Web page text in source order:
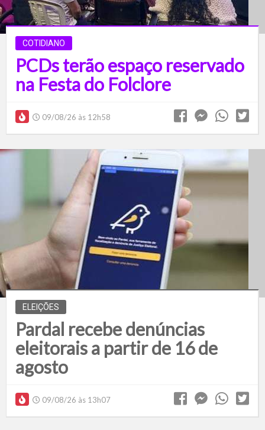
COTIDIANO
PCDs terão espaço reservado
na Festa do Folclore
09/08/26 às 12h58
ELEIÇÕES
Pardal recebe denúncias
eleitorais a partir de 16 de
agosto
09/08/26 às 13h07